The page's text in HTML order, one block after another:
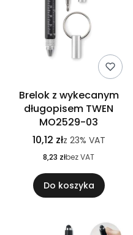
Brelok z wykecanym
długopisem TWEN
MO2529-03
10,12 złz 23% VAT
8,23 złbez VAT
Do koszyka